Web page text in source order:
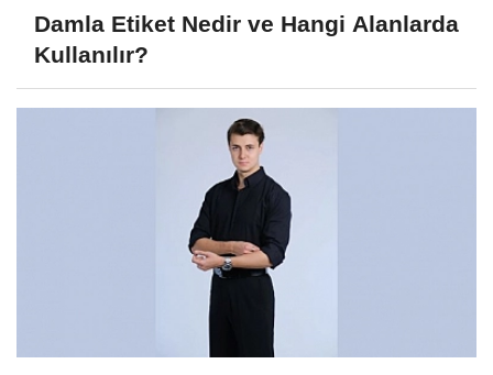
Damla Etiket Nedir ve Hangi Alanlarda
Kullanılır?